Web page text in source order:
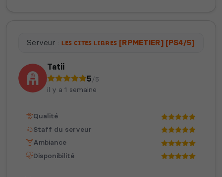
Serveur : ʟᴇꜱ ᴄɪᴛᴇꜱ ʟɪʙʀᴇꜱ [RPMETIER] [PS4/5]
Tatii
5/5
il y a 1 semaine
Qualité
Staff du serveur
Ambiance
Disponibilité